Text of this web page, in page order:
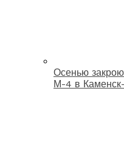
Осенью
М-4 в